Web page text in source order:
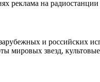
и российских
звезд,